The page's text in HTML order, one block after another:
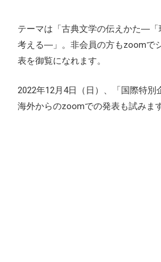
テーマは「古典文学の伝えかた―「
考える―」。非会員の方もzoomで
表を御覧になれます。
2022年12月4日（日）、「国際特
海外からのzoomでの発表も試みます